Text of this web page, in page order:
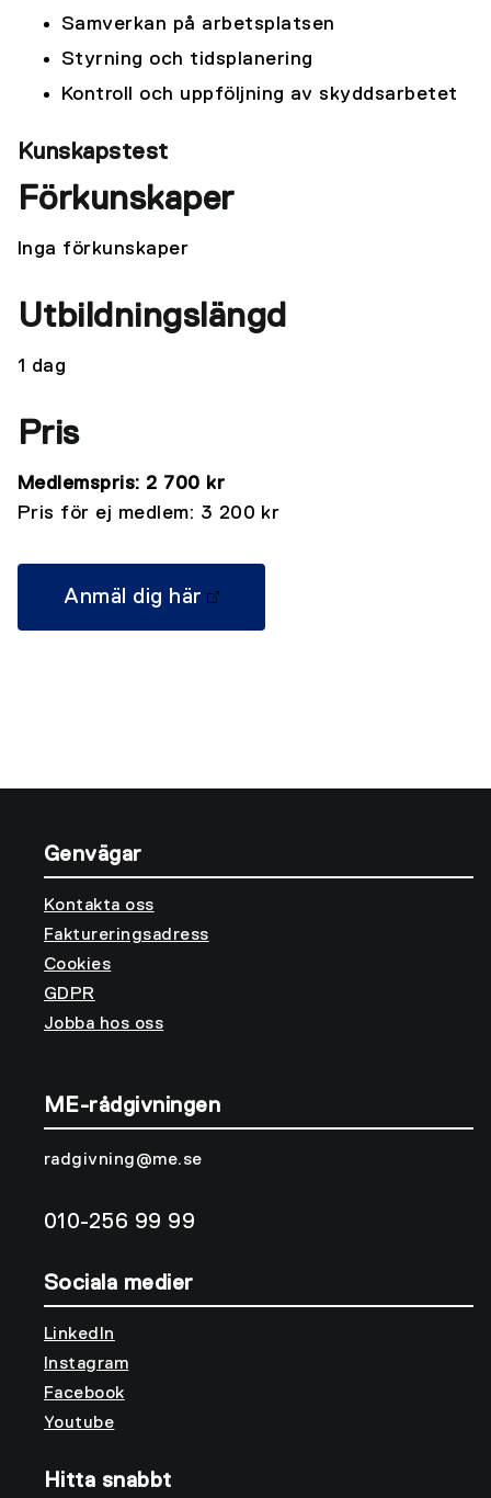
Samverkan på arbetsplatsen
Styrning och tidsplanering
Kontroll och uppföljning av skyddsarbetet
Kunskapstest
Förkunskaper
Inga förkunskaper
Utbildningslängd
1 dag
Pris
Medlemspris: 2 700 kr
Pris för ej medlem: 3 200 kr
Anmäl dig här
Genvägar
Kontakta oss
Faktureringsadress
Cookies
GDPR
Jobba hos oss
ME-rådgivningen
radgivning@me.se
010-256 99 99
Sociala medier
LinkedIn
Instagram
Facebook
Youtube
Hitta snabbt